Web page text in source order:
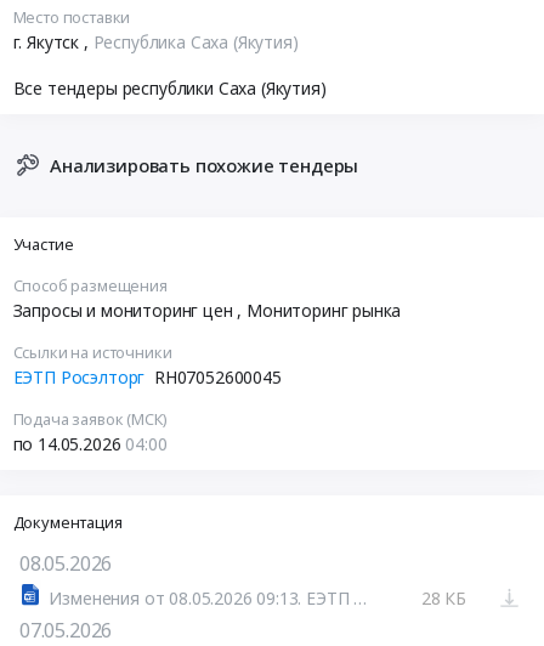
Место поставки
г. Якутск , Республика Саха (Якутия)
Все тендеры республики Саха (Якутия)
Анализировать похожие тендеры
Участие
Способ размещения
Запросы и мониторинг цен , Мониторинг рынка
Ссылки на источники
ЕЭТП Росэлторг RH07052600045
Подача заявок (МСК)
по 14.05.2026 04:00
Документация
08.05.2026
Изменения от 08.05.2026 09:13. ЕЭТП Росэлторг 28 КБ
07.05.2026